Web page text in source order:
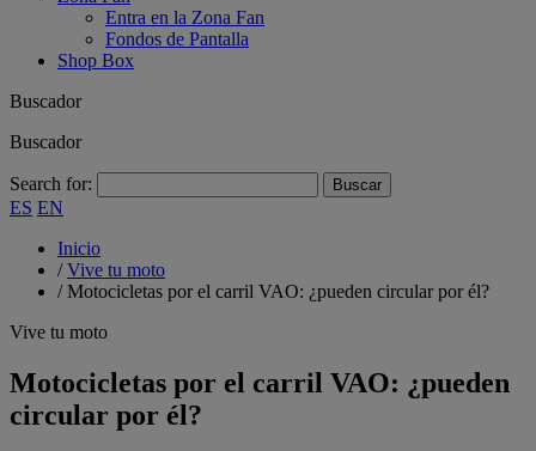
Entra en la Zona Fan
Fondos de Pantalla
Shop Box
Buscador
Buscador
Search for:
ES EN
Inicio
/Vive tu moto
/Motocicletas por el carril VAO: ¿pueden circular por él?
Vive tu moto
Motocicletas por el carril VAO: ¿pueden
circular por él?